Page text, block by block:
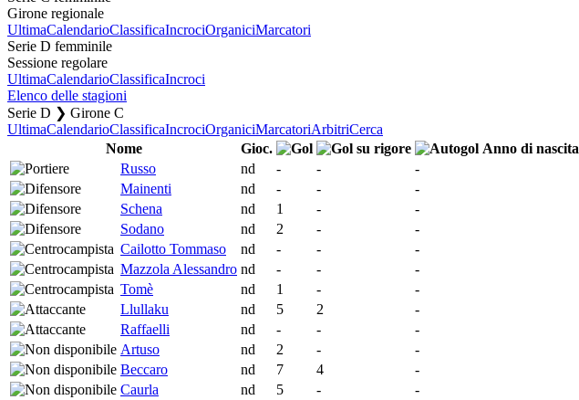
Girone regionale
UltimaCalendarioClassificaIncrociOrganiciMarcatori
Serie D femminile
Sessione regolare
UltimaCalendarioClassificaIncroci
Elenco delle stagioni
Serie D ❯ Girone C
UltimaCalendarioClassificaIncrociOrganiciMarcatoriArbitriCerca
Nome
Gioc.
Anno di nascita
Russo
nd - -
-
Mainenti
nd - -
-
Schena
nd 1 -
-
Sodano
nd 2 -
-
Cailotto Tommaso
nd - -
-
Mazzola Alessandro nd - -
-
Tomè
nd 1 -
-
Llullaku
nd 5 2
-
Raffaelli
nd - -
-
Artuso
nd 2 -
-
Beccaro
nd 7 4
-
Caurla
nd 5 -
-